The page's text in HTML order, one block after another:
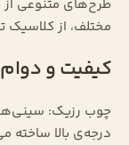
طرح‌های متنوعی
مختلف، از کلاسیک
کیفیت و
چوب رزیک:
درجه‌ی بالا ساخته